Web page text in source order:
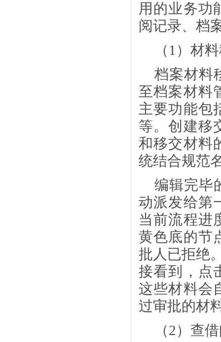
用的业务功
阅记录、档
（1）材
档案材料
至档案材料
主要功能包
等。创建移
和移交材料
统结合规范
编辑完毕
动派发给第
当前流程进
黄色底的节
批人已拒绝
接看到，点
这些材料会
过审批的材
（2）查